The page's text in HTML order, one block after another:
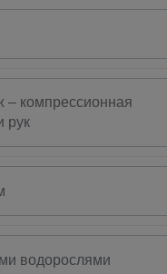
компрессионная
рук
водорослями